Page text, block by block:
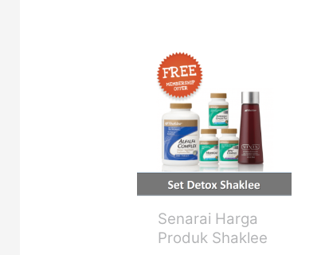
Senarai Harga
Produk Shaklee